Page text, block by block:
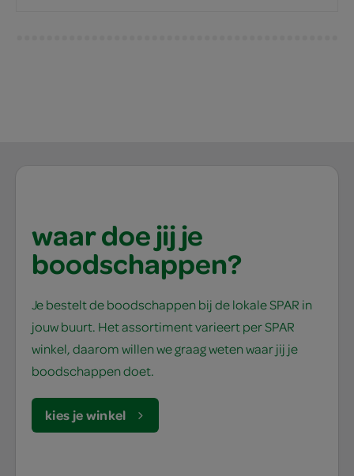
waar doe jij je
boodschappen?
Je bestelt de boodschappen bij de lokale SPAR in
jouw buurt. Het assortiment varieert per SPAR
winkel, daarom willen we graag weten waar jij je
boodschappen doet.
kies je winkel